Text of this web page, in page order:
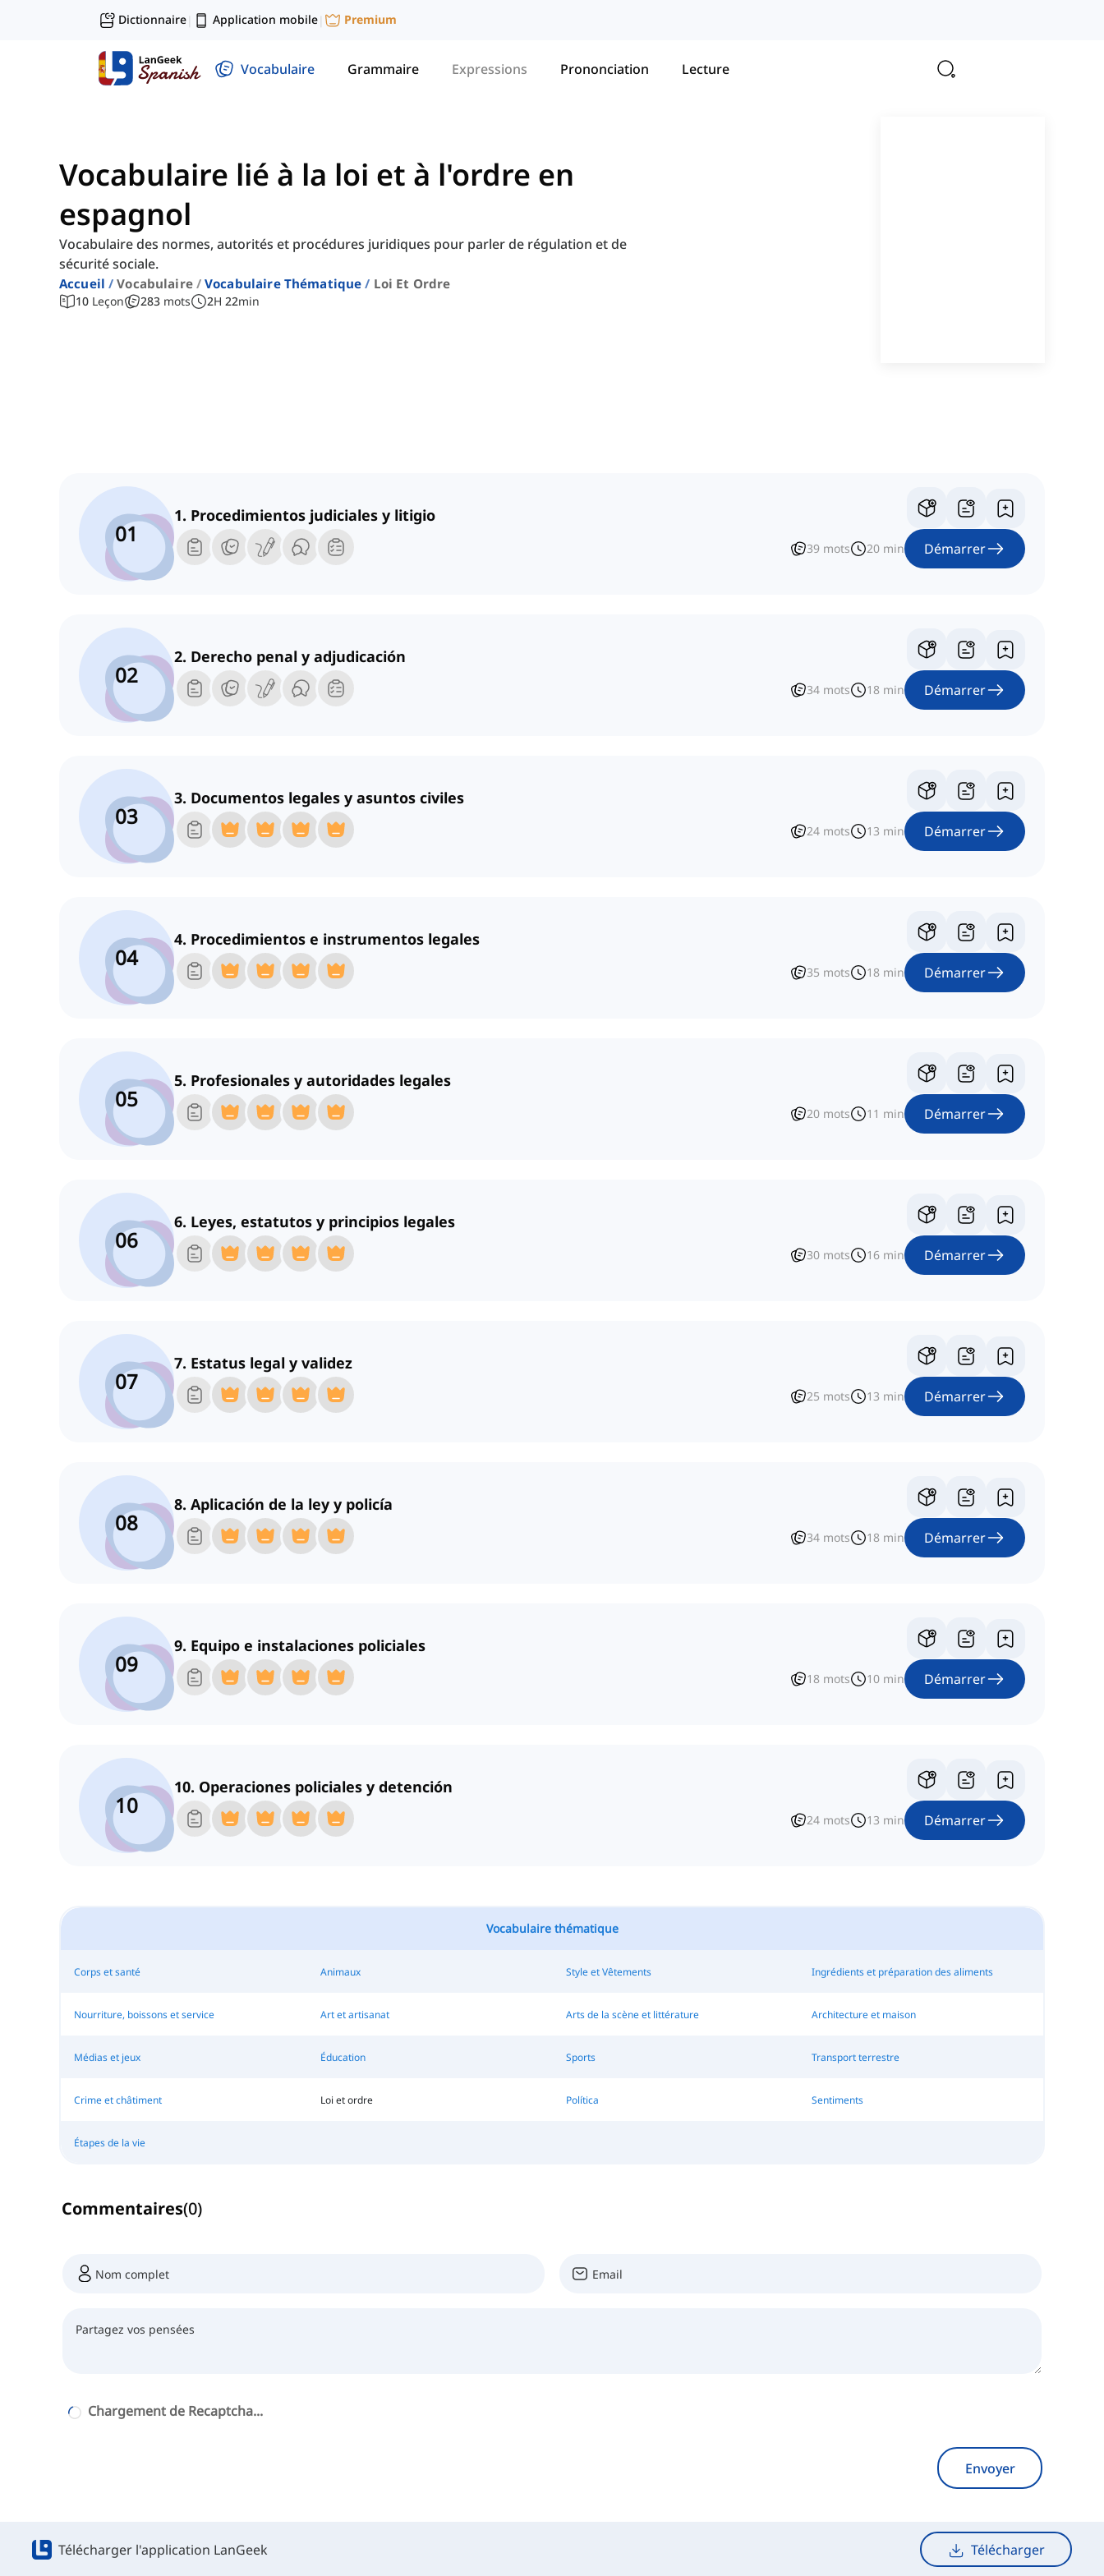
Dictionnaire| Application mobile| Premium
Vocabulaire Grammaire Expressions Prononciation Lecture
Vocabulaire lié à la loi et à l'ordre en
espagnol
Vocabulaire des normes, autorités et procédures juridiques pour parler de régulation et de
sécurité sociale.
Accueil Vocabulaire Vocabulaire Thématique Loi Et Ordre
10 Leçon 283 mots 2H 22min
01
1. Procedimientos judiciales y litigio
39 mots 20 min Démarrer
02
2. Derecho penal y adjudicación
34 mots 18 min Démarrer
03
3. Documentos legales y asuntos civiles
24 mots 13 min Démarrer
04
4. Procedimientos e instrumentos legales
35 mots 18 min Démarrer
05
5. Profesionales y autoridades legales
20 mots 11 min Démarrer
06
6. Leyes, estatutos y principios legales
30 mots 16 min Démarrer
07
7. Estatus legal y validez
25 mots 13 min Démarrer
08
8. Aplicación de la ley y policía
34 mots 18 min Démarrer
09
9. Equipo e instalaciones policiales
18 mots 10 min Démarrer
10
10. Operaciones policiales y detención
24 mots 13 min Démarrer
Vocabulaire thématique
Corps et santé Animaux Style et Vêtements Ingrédients et préparation des aliments
Nourriture, boissons et service Art et artisanat Arts de la scène et littérature Architecture et maison
Médias et jeux Éducation Sports Transport terrestre
Crime et châtiment Loi et ordre Política Sentiments
Étapes de la vie
Commentaires(0)
Chargement de Recaptcha...
Envoyer
Télécharger l'application LanGeek Télécharger